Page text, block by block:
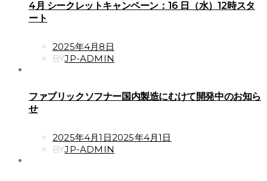
4月 シークレットキャンペーン：16 日（水）12時スタ
ート
POSTED
ON
2025年4月8日
BYJP-ADMIN
ファブリックソフナー国内製造にむけて開発中のお知ら
せ
POSTED
ON
2025年4月1日2025年4月1日
BYJP-ADMIN